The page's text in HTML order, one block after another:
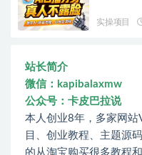
实操项目
站长简介
微信：kapibalaxmw
公众号：卡皮巴拉说
本人创业8年，多家网站
目、创业教程、主题源
的从淘宝购买很多教程